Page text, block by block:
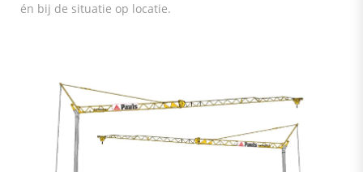
én bij de situatie op locatie.